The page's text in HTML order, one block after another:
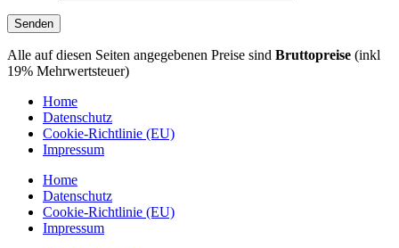
Alle auf diesen Seiten angegebenen Preise sind Bruttopreise (inkl
19% Mehrwertsteuer)
Home
Datenschutz
Cookie-Richtlinie (EU)
Impressum
Home
Datenschutz
Cookie-Richtlinie (EU)
Impressum